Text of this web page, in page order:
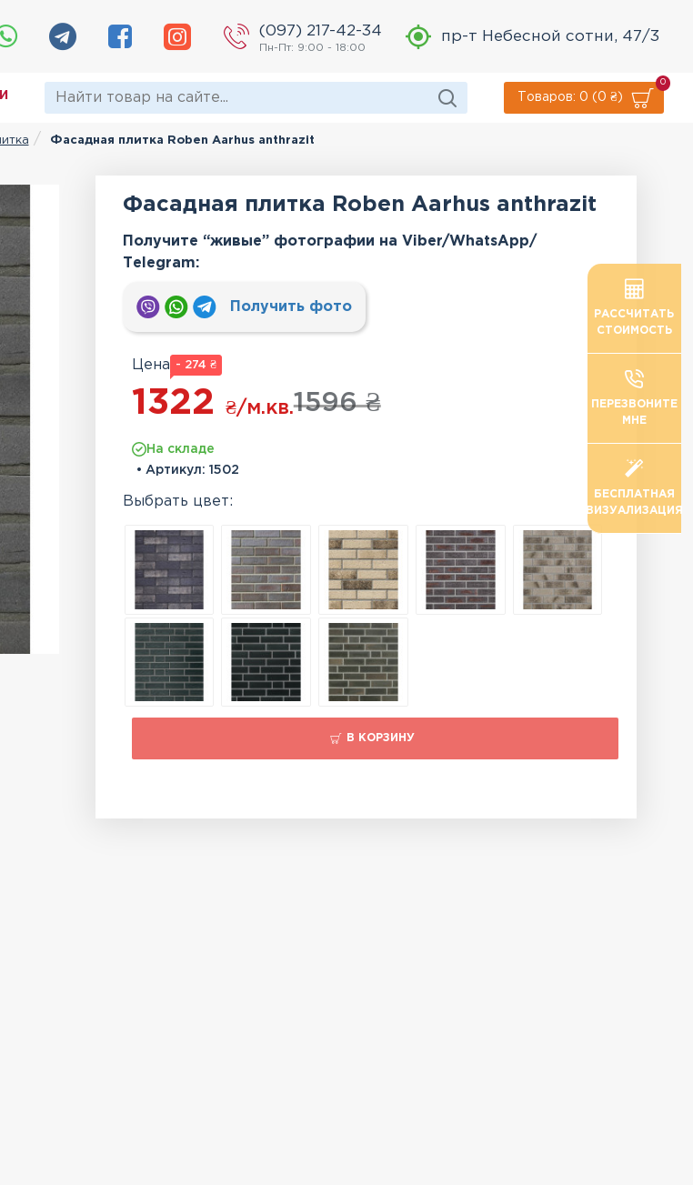
(097) 217-42-34
Пн-Пт: 9:00 - 18:00
пр-т Небесной сотни, 47/3
Товаров: 0 (0 ₴)
0
Фасадная плитка Roben Aarhus anthrazit
Фасадная плитка Roben Aarhus anthrazit
Получите “живые” фотографии на Viber/WhatsApp/
Тelegram:
Получить фото
Цена - 274 ₴
1596 ₴
1322 ₴/м.кв.
На складе
• Артикул: 1502
Выбрать цвет:
В КОРЗИНУ
РАССЧИТАТЬ
СТОИМОСТЬ
ПЕРЕЗВОНИТЕ
МНЕ
БЕСПЛАТНАЯ
ВИЗУАЛИЗАЦИЯ